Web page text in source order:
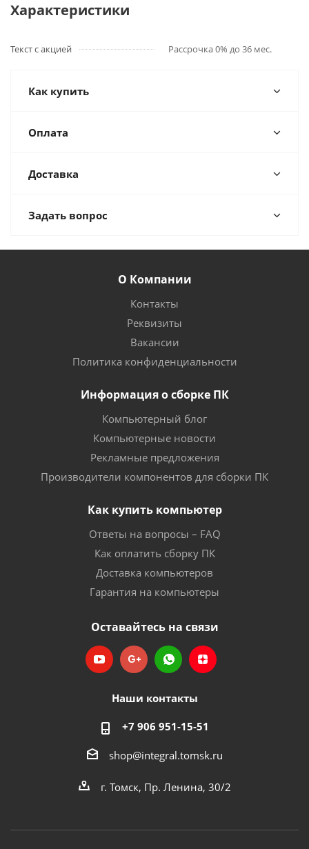
Характеристики
Текст с акцией Рассрочка 0% до 36 мес.
Как купить
Оплата
Доставка
Задать вопрос
О Компании
Контакты
Реквизиты
Вакансии
Политика конфиденциальности
Информация о сборке ПК
Компьютерный блог
Компьютерные новости
Рекламные предложения
Производители компонентов для сборки ПК
Как купить компьютер
Ответы на вопросы – FAQ
Как оплатить сборку ПК
Доставка компьютеров
Гарантия на компьютеры
Оставайтесь на связи
Наши контакты
+7 906 951-15-51
shop@integral.tomsk.ru
г. Томск, Пр. Ленина, 30/2